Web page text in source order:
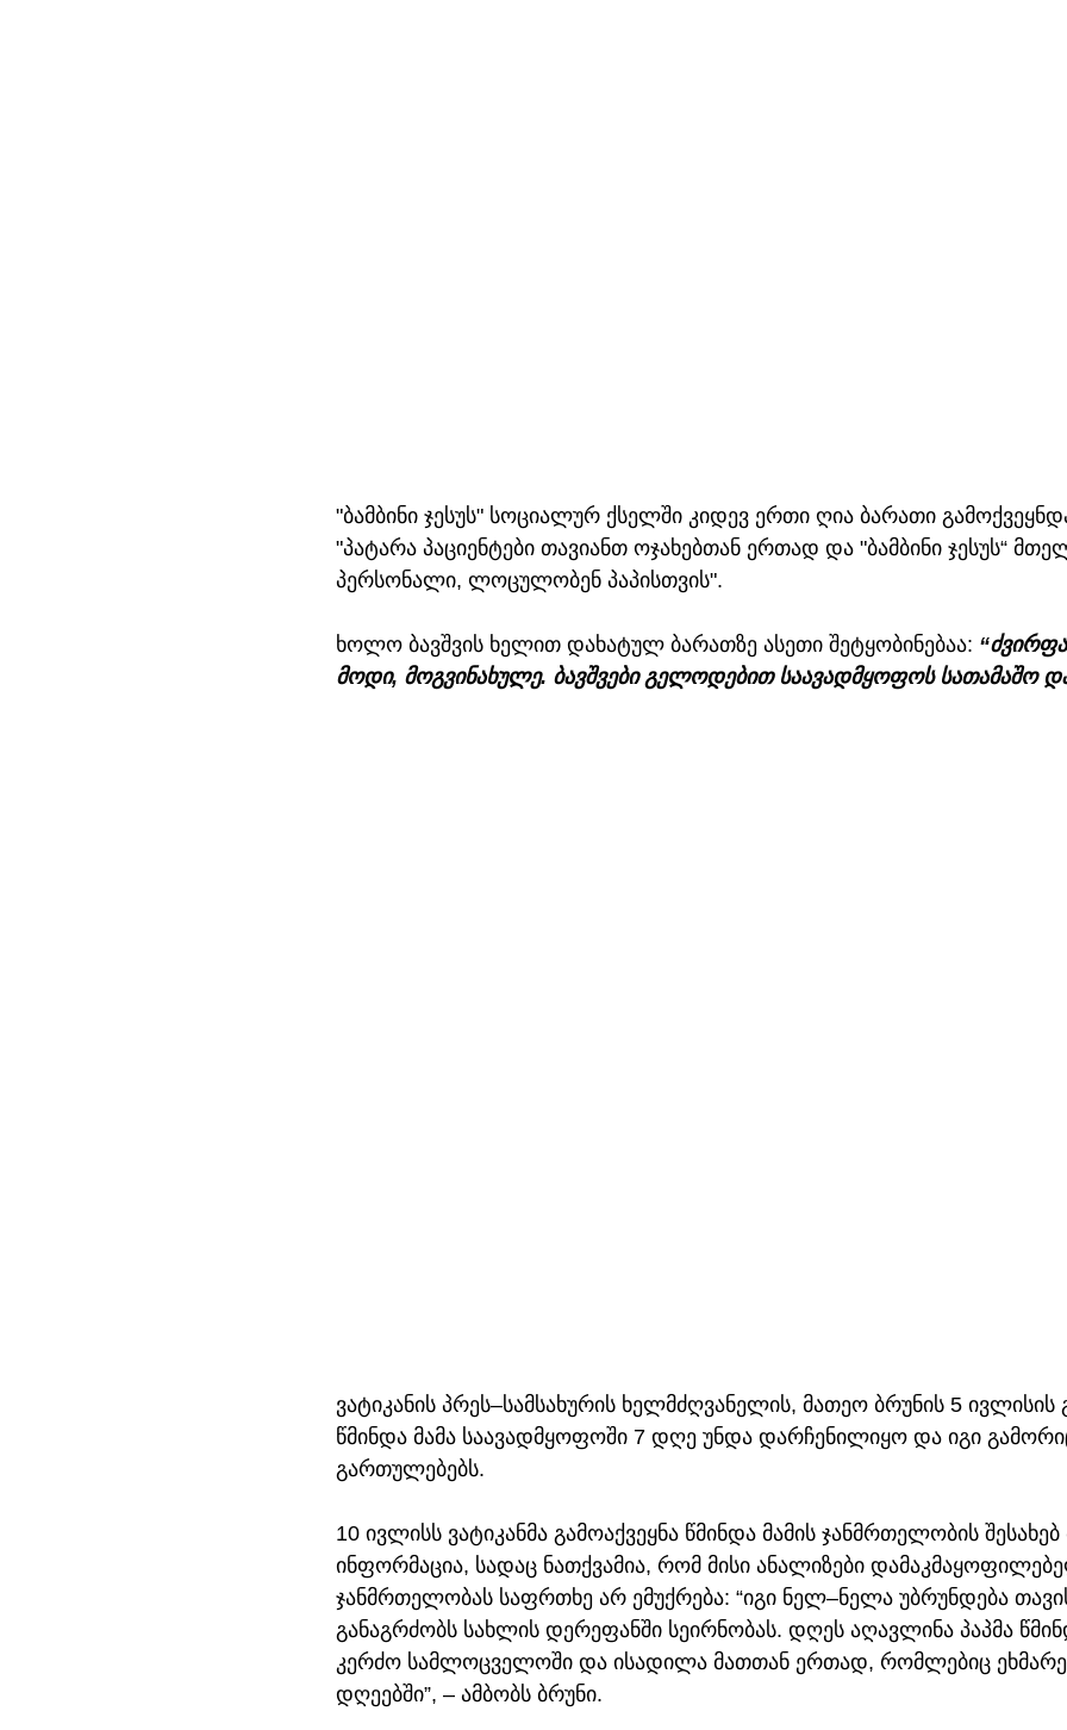
"ბამბინი ჯესუს" სოციალურ ქსელში კიდევ ერთი ღია ბარათი
"პატარა პაციენტები თავიანთ ოჯახებთან ერთად და "ბამბინი ჯესუს“
პერსონალი, ლოცულობენ პაპისთვის".
ხოლო ბავშვის ხელით დახატულ ბარათზე ასეთი შეტყობინებაა:
მოდი, მოგვინახულე. ბავშვები გელოდებით საავადმყოფოს სათამაშო
ვატიკანის პრეს–სამსახურის ხელმძღვანელის, მათეო ბრუნის 5
წმინდა მამა საავადმყოფოში 7 დღე უნდა დარჩენილიყო და იგი
გართულებებს.
10 ივლისს ვატიკანმა გამოაქვეყნა წმინდა მამის ჯანმრთელობის
ინფორმაცია, სადაც ნათქვამია, რომ მისი ანალიზები
ჯანმრთელობას საფრთხე არ ემუქრება: “იგი ნელ–ნელა უბრუნდება
განაგრძობს სახლის დერეფანში სეირნობას. დღეს აღავლინა პაპმა
კერძო სამლოცველოში და ისადილა მათთან ერთად, რომლებიც
დღეებში”, – ამბობს ბრუნი.